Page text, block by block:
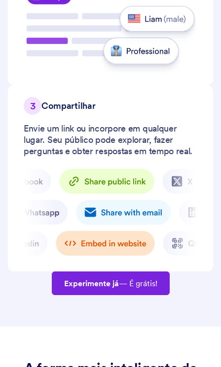
3 Compartilhar
Envie um link ou incorpore em qualquer
lugar. Seu público pode explorar, fazer
perguntas e obter respostas em tempo real.
Experimente já— É grátis!